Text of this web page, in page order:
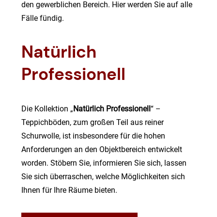
den gewerblichen Bereich. Hier werden Sie auf alle
Fälle fündig.
Natürlich
Professionell
Die Kollektion „ Natürlich Professionell “ –
Teppichböden, zum großen Teil aus reiner
Schurwolle, ist insbesondere für die hohen
Anforderungen an den Objektbereich entwickelt
worden. Stöbern Sie, informieren Sie sich, lassen
Sie sich überraschen, welche Möglichkeiten sich
Ihnen für Ihre Räume bieten.